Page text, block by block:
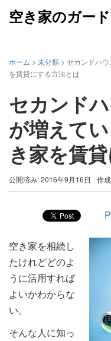
空き家のガー
ホーム > 未分類 > セカンドハ
を賃貸にする方法とは
セカンド
が増えて
き家を賃
公開済み: 2016年9月16日 作
空き家を相続し
たけれどどのよ
うに活用すれば
よいかわからな
い。
そんな人に知っ